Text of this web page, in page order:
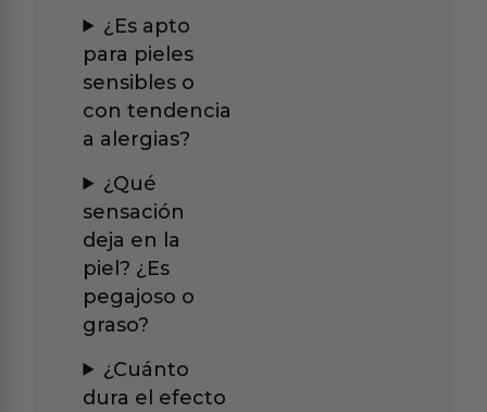
¿Es apto
para pieles
sensibles o
con tendencia
a alergias?
¿Qué
sensación
deja en la
piel? ¿Es
pegajoso o
graso?
¿Cuánto
dura el efecto